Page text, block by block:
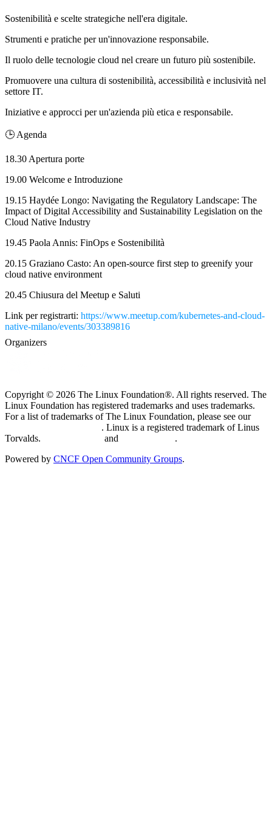
Sostenibilità e scelte strategiche nell'era digitale.
Strumenti e pratiche per un'innovazione responsabile.
Il ruolo delle tecnologie cloud nel creare un futuro più sostenibile.
Promuovere una cultura di sostenibilità, accessibilità e inclusività nel
settore IT.
Iniziative e approcci per un'azienda più etica e responsabile.
🕒 Agenda
18.30 Apertura porte
19.00 Welcome e Introduzione
19.15 Haydée Longo: Navigating the Regulatory Landscape: The
Impact of Digital Accessibility and Sustainability Legislation on the
Cloud Native Industry
19.45 Paola Annis: FinOps e Sostenibilità
20.15 Graziano Casto: An open-source first step to greenify your
cloud native environment
20.45 Chiusura del Meetup e Saluti
Link per registrarti: https://www.meetup.com/kubernetes-and-cloud-
native-milano/events/303389816
Organizers
Copyright © 2026 The Linux Foundation®. All rights reserved. The
Linux Foundation has registered trademarks and uses trademarks.
For a list of trademarks of The Linux Foundation, please see our
. Linux is a registered trademark of Linus
Torvalds.
and
.
Powered by CNCF Open Community Groups.